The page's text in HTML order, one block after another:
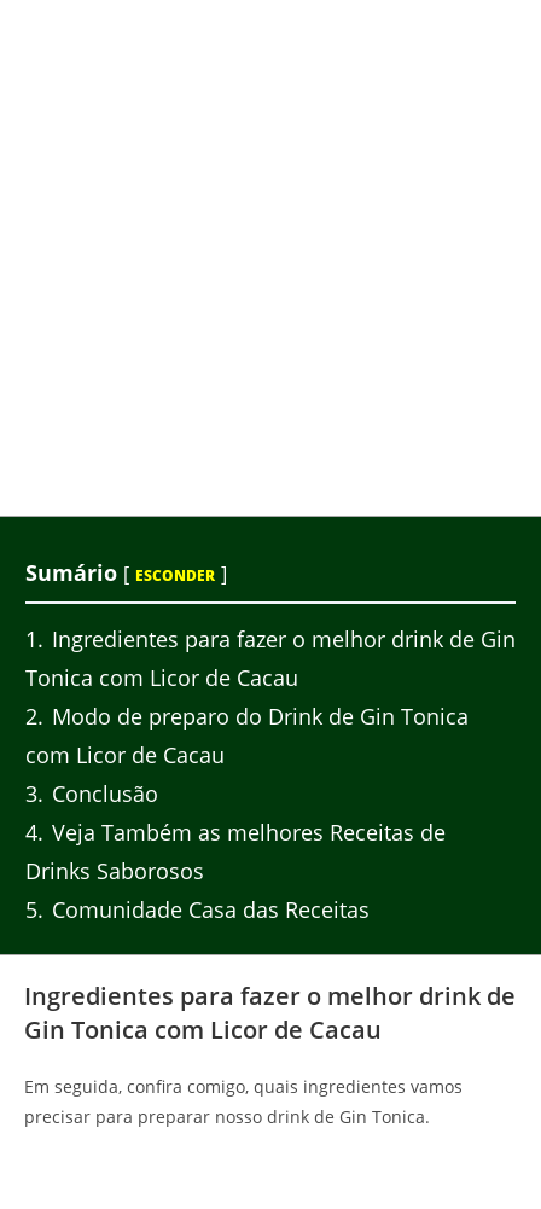
Sumário [ ESCONDER ]
1
Ingredientes para fazer o melhor drink de Gin
Tonica com Licor de Cacau
2 Modo de preparo do Drink de Gin Tonica
com Licor de Cacau
3 Conclusão
4 Veja Também as melhores Receitas de
Drinks Saborosos
5 Comunidade Casa das Receitas
Ingredientes para fazer o melhor drink de
Gin Tonica com Licor de Cacau
Em seguida, confira comigo, quais ingredientes vamos
precisar para preparar nosso drink de Gin Tonica.